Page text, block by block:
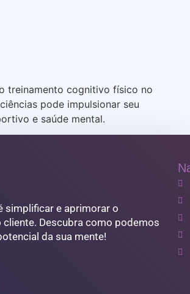
treinamento cognitivo físico no
pode impulsionar seu
e saúde mental.
simplificar e aprimorar o
cliente. Descubra como podemos
da sua mente!